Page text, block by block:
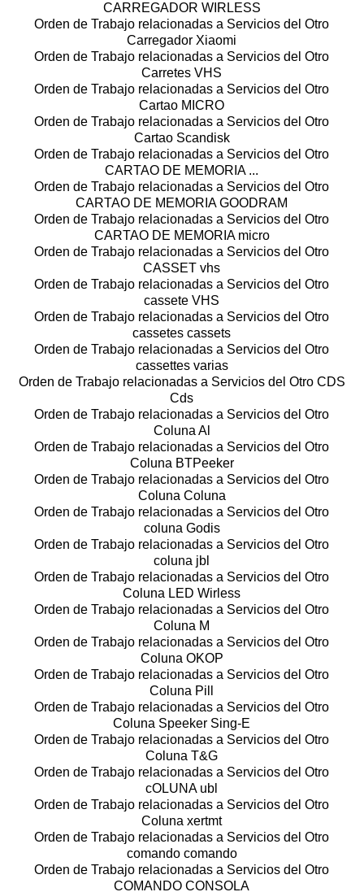
CARREGADOR WIRLESS
Orden de Trabajo relacionadas a Servicios del Otro
Carregador Xiaomi
Orden de Trabajo relacionadas a Servicios del Otro
Carretes VHS
Orden de Trabajo relacionadas a Servicios del Otro
Cartao MICRO
Orden de Trabajo relacionadas a Servicios del Otro
Cartao Scandisk
Orden de Trabajo relacionadas a Servicios del Otro
CARTAO DE MEMORIA ...
Orden de Trabajo relacionadas a Servicios del Otro
CARTAO DE MEMORIA GOODRAM
Orden de Trabajo relacionadas a Servicios del Otro
CARTAO DE MEMORIA micro
Orden de Trabajo relacionadas a Servicios del Otro
CASSET vhs
Orden de Trabajo relacionadas a Servicios del Otro
cassete VHS
Orden de Trabajo relacionadas a Servicios del Otro
cassetes cassets
Orden de Trabajo relacionadas a Servicios del Otro
cassettes varias
Orden de Trabajo relacionadas a Servicios del Otro CDS
Cds
Orden de Trabajo relacionadas a Servicios del Otro
Coluna Al
Orden de Trabajo relacionadas a Servicios del Otro
Coluna BTPeeker
Orden de Trabajo relacionadas a Servicios del Otro
Coluna Coluna
Orden de Trabajo relacionadas a Servicios del Otro
coluna Godis
Orden de Trabajo relacionadas a Servicios del Otro
coluna jbl
Orden de Trabajo relacionadas a Servicios del Otro
Coluna LED Wirless
Orden de Trabajo relacionadas a Servicios del Otro
Coluna M
Orden de Trabajo relacionadas a Servicios del Otro
Coluna OKOP
Orden de Trabajo relacionadas a Servicios del Otro
Coluna Pill
Orden de Trabajo relacionadas a Servicios del Otro
Coluna Speeker Sing-E
Orden de Trabajo relacionadas a Servicios del Otro
Coluna T&G
Orden de Trabajo relacionadas a Servicios del Otro
cOLUNA ubl
Orden de Trabajo relacionadas a Servicios del Otro
Coluna xertmt
Orden de Trabajo relacionadas a Servicios del Otro
comando comando
Orden de Trabajo relacionadas a Servicios del Otro
COMANDO CONSOLA